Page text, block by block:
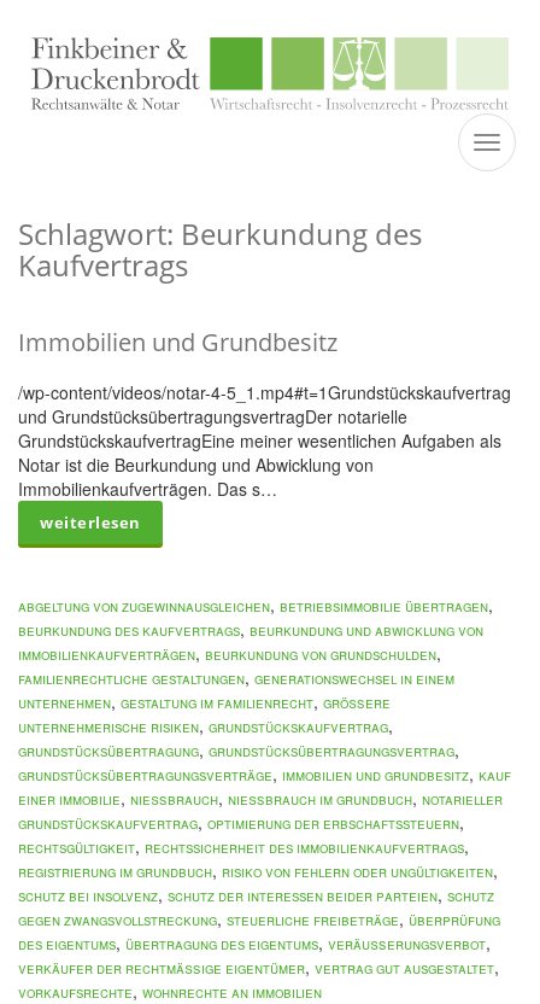
Schlagwort: Beurkundung des
Kaufvertrags
Immobilien und Grundbesitz
/wp-content/videos/notar-4-5_1.mp4#t=1Grundstückskaufvertrag
und GrundstücksübertragungsvertragDer notarielle
GrundstückskaufvertragEine meiner wesentlichen Aufgaben als
Notar ist die Beurkundung und Abwicklung von
Immobilienkaufverträgen. Das s…
weiterlesen
Abgeltung von Zugewinnausgleichen, Betriebsimmobilie übertragen,
Beurkundung des Kaufvertrags, Beurkundung und Abwicklung von
Immobilienkaufverträgen, Beurkundung von Grundschulden,
familienrechtliche Gestaltungen, Generationswechsel in einem
Unternehmen, Gestaltung im Familienrecht, größere
unternehmerische Risiken, Grundstückskaufvertrag,
Grundstücksübertragung, Grundstücksübertragungsvertrag,
Grundstücksübertragungsverträge, Immobilien und Grundbesitz, Kauf
einer Immobilie, Nießbrauch, Nießbrauch im Grundbuch, notarieller
Grundstückskaufvertrag, Optimierung der Erbschaftssteuern,
Rechtsgültigkeit, Rechtssicherheit des Immobilienkaufvertrags,
Registrierung im Grundbuch, Risiko von Fehlern oder Ungültigkeiten,
Schutz bei Insolvenz, Schutz der Interessen beider Parteien, Schutz
gegen Zwangsvollstreckung, steuerliche Freibeträge, Überprüfung
des Eigentums, Übertragung des Eigentums, Veräußerungsverbot,
Verkäufer der rechtmäßige Eigentümer, Vertrag gut ausgestaltet,
Vorkaufsrechte, Wohnrechte an Immobilien